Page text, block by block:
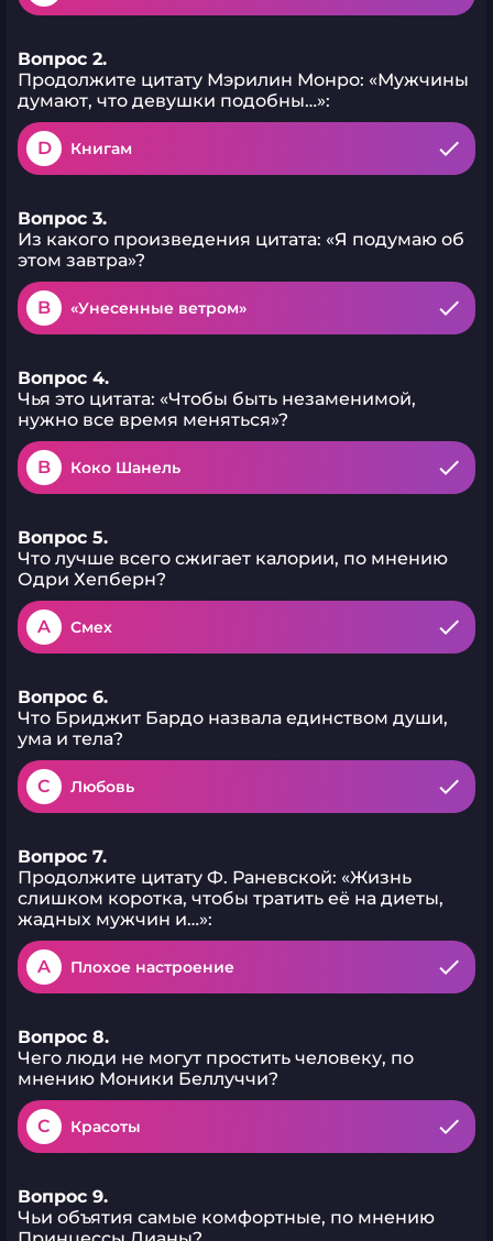
Вопрос 2.
Продолжите цитату Мэрилин Монро: «Мужчины
думают, что девушки подобны…»:
D Книгам
Вопрос 3.
Из какого произведения цитата: «Я подумаю об
этом завтра»?
B «Унесенные ветром»
Вопрос 4.
Чья это цитата: «Чтобы быть незаменимой,
нужно все время меняться»?
B Коко Шанель
Вопрос 5.
Что лучше всего сжигает калории, по мнению
Одри Хепберн?
A Смех
Вопрос 6.
Что Бриджит Бардо назвала единством души,
ума и тела?
C Любовь
Вопрос 7.
Продолжите цитату Ф. Раневской: «Жизнь
слишком коротка, чтобы тратить её на диеты,
жадных мужчин и…»:
A Плохое настроение
Вопрос 8.
Чего люди не могут простить человеку, по
мнению Моники Беллуччи?
C Красоты
Вопрос 9.
Чьи объятия самые комфортные, по мнению